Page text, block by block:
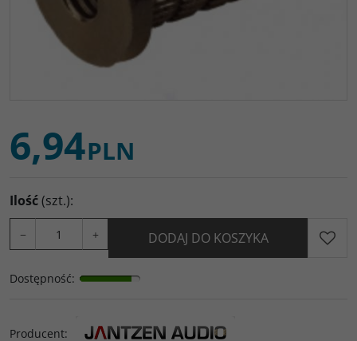
6,94PLN
Ilość(szt.):
− + DODAJ DO KOSZYKA
Dostępność:
Producent: